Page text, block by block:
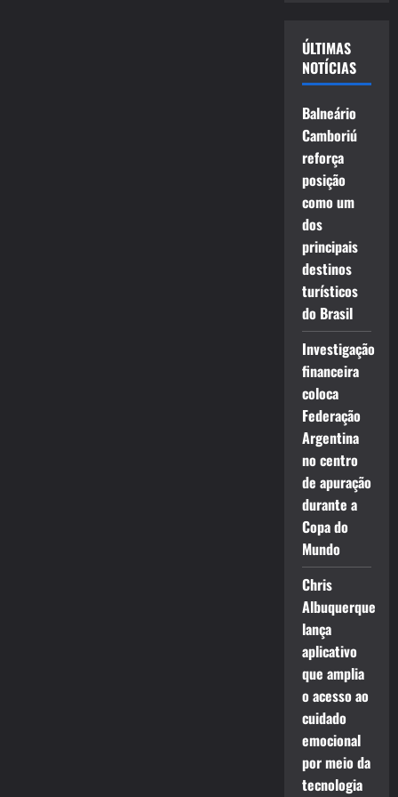
ÚLTIMAS
NOTÍCIAS
Balneário
Camboriú
reforça
posição
como um
dos
principais
destinos
turísticos
do Brasil
Investigação
financeira
coloca
Federação
Argentina
no centro
de apuração
durante a
Copa do
Mundo
Chris
Albuquerque
lança
aplicativo
que amplia
o acesso ao
cuidado
emocional
por meio da
tecnologia